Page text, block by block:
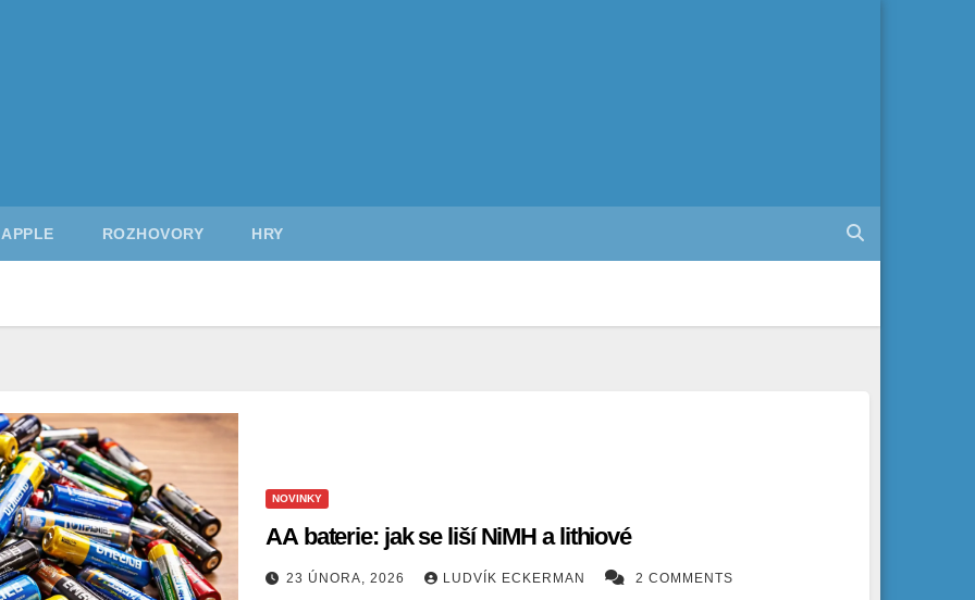
APPLE ROZHOVORY HRY
NOVINKY
AA baterie: jak se liší NiMH a lithiové
23 ÚNORA, 2026 LUDVÍK ECKERMAN 2 COMMENTS